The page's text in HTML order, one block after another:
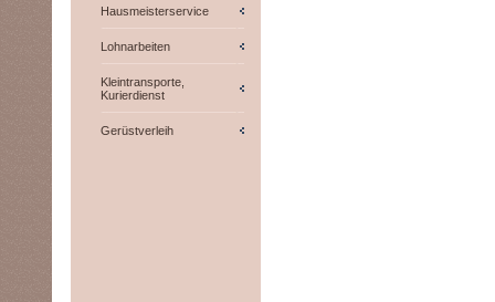
Hausmeisterservice
Lohnarbeiten
Kleintransporte,
Kurierdienst
Gerüstverleih